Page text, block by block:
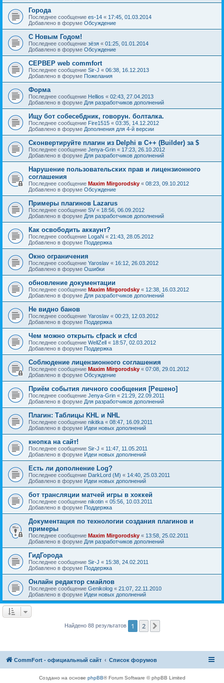
Города
Последнее сообщение es-14 « 17:45, 01.03.2014
Добавлено в форуме Обсуждение
С Новым Годом!
Последнее сообщение зёзя « 01:25, 01.01.2014
Добавлено в форуме Обсуждение
СЕРВЕР web commfort
Последнее сообщение Sir-J « 06:38, 16.12.2013
Добавлено в форуме Пожелания
Форма
Последнее сообщение Hellios « 02:43, 27.04.2013
Добавлено в форуме Для разработчиков дополнений
Ищу бот собесебдник, говорун. болталка.
Последнее сообщение Fire1515 « 03:35, 14.12.2012
Добавлено в форуме Дополнения для 4-й версии
Сконвертируйте плагин из Delphi в C++ (Builder) за $
Последнее сообщение Jenya-Grin « 17:23, 26.10.2012
Добавлено в форуме Для разработчиков дополнений
Нарушение пользовательских прав и лицензионного
соглашения
Последнее сообщение Maxim Mirgorodsky « 08:23, 09.10.2012
Добавлено в форуме Обсуждение
Примеры плагинов Lazarus
Последнее сообщение SV « 18:56, 06.09.2012
Добавлено в форуме Для разработчиков дополнений
Как освободить аккаунт?
Последнее сообщение LogaN « 21:43, 28.05.2012
Добавлено в форуме Поддержка
Окно ограничения
Последнее сообщение Yaroslav « 16:12, 26.03.2012
Добавлено в форуме Ошибки
обновление документации
Последнее сообщение Maxim Mirgorodsky « 12:38, 16.03.2012
Добавлено в форуме Для разработчиков дополнений
Не видно банов
Последнее сообщение Yaroslav « 00:23, 12.03.2012
Добавлено в форуме Поддержка
Чем можно открыть cfpack и cfcd
Последнее сообщение WellZell « 18:57, 02.03.2012
Добавлено в форуме Поддержка
Соблюдение лицензионного соглашения
Последнее сообщение Maxim Mirgorodsky « 07:08, 29.01.2012
Добавлено в форуме Обсуждение
Приём события личного сообщения [Решено]
Последнее сообщение Jenya-Grin « 21:29, 22.09.2011
Добавлено в форуме Для разработчиков дополнений
Плагин: Таблицы KHL и NHL
Последнее сообщение nikitka « 08:47, 16.09.2011
Добавлено в форуме Идеи новых дополнений
кнопка на сайт!
Последнее сообщение Sir-J « 11:47, 11.05.2011
Добавлено в форуме Идеи новых дополнений
Есть ли дополнение Log?
Последнее сообщение DarkLord (M) « 14:40, 25.03.2011
Добавлено в форуме Идеи новых дополнений
бот трансляции матчей игры в хоккей
Последнее сообщение nikotin « 05:56, 10.03.2011
Добавлено в форуме Поддержка
Документация по технологии создания плагинов и
примеры
Последнее сообщение Maxim Mirgorodsky « 13:58, 25.02.2011
Добавлено в форуме Для разработчиков дополнений
ГидГорода
Последнее сообщение Sir-J « 15:38, 24.02.2011
Добавлено в форуме Поддержка
Онлайн редактор смайлов
Последнее сообщение Genikolog « 21:07, 22.11.2010
Добавлено в форуме Идеи новых дополнений
Найдено 88 результатов 1 2
CommFort - официальный сайт Список форумов
Создано на основе phpBB® Forum Software © phpBB Limited